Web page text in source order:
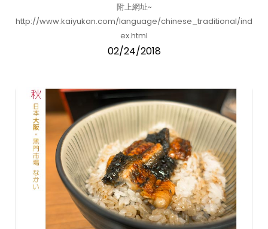
附上網址~
http://www.kaiyukan.com/language/chinese_traditional/ind
ex.html
02/24/2018